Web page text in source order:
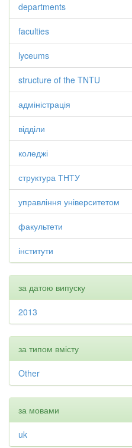
departments
faculties
lyceums
structure of the TNTU
адміністрація
відділи
коледжі
структура ТНТУ
управління університетом
факультети
інститути
за датою випуску
2013
за типом вмісту
Other
за мовами
uk